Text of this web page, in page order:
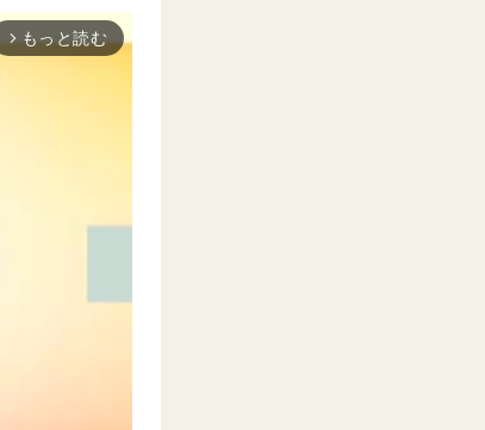
arrow_forward_ios もっと読む